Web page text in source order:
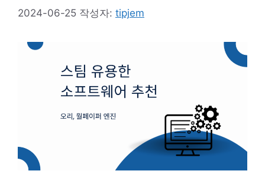
2024-06-25 작성자: tipjem